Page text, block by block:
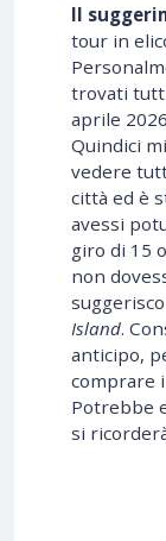
Il
tour in
trovati
aprile
Quindici
vedere
città ed è
avessi
giro di 15
non
Island.
anticipo,
comprare
Potrebbe
si